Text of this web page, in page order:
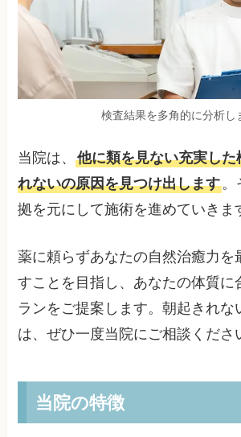
検査結果を多角的に分析し
当院は、他に類を見ない充実し
れないの原因を見つけ出します。
拠を元にして施術を進めていきま
薬に頼らずあなたの自然治癒力を
すことを目指し、あなたの体質に
ランをご提案します。朝起きれな
は、ぜひ一度当院にご相談くださ
当院の特徴